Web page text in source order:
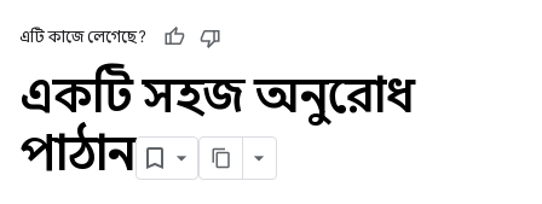
এটি কাজে লেগেছে?
একটি সহজ অনুরোধ
পাঠান